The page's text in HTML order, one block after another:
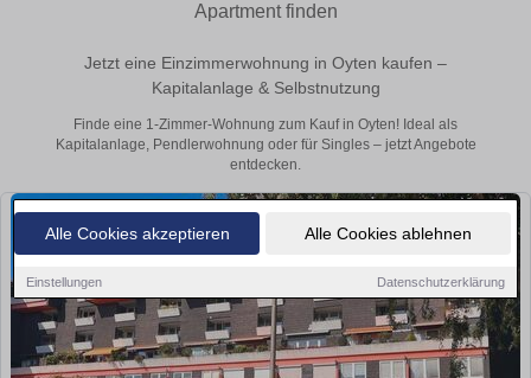
Alle Cookies akzeptieren Alle Cookies ablehnen
Einstellungen Datenschutzerklärung
Apartment finden
Jetzt eine Einzimmerwohnung in Oyten kaufen –
Kapitalanlage & Selbstnutzung
Finde eine 1-Zimmer-Wohnung zum Kauf in Oyten! Ideal als
Kapitalanlage, Pendlerwohnung oder für Singles – jetzt Angebote
entdecken.